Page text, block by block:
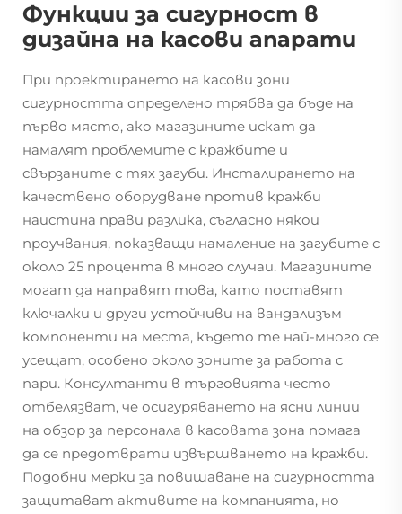
Функции за сигурност в
дизайна на касови апарати
При проектирането на касови зони
сигурността определено трябва да бъде на
първо място, ако магазините искат да
намалят проблемите с кражбите и
свързаните с тях загуби. Инсталирането на
качествено оборудване против кражби
наистина прави разлика, съгласно някои
проучвания, показващи намаление на загубите с
около 25 процента в много случаи. Магазините
могат да направят това, като поставят
ключалки и други устойчиви на вандализъм
компоненти на места, където те най-много се
усещат, особено около зоните за работа с
пари. Консултанти в търговията често
отбелязват, че осигуряването на ясни линии
на обзор за персонала в касовата зона помага
да се предотврати извършването на кражби.
Подобни мерки за повишаване на сигурността
защитават активите на компанията, но